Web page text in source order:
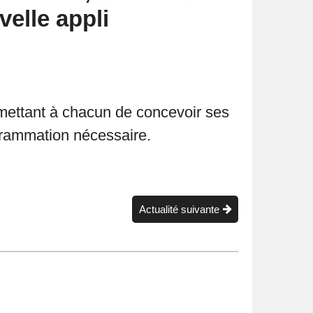
appli
à chacun de concevoir ses
nécessaire.
Actualité suivante